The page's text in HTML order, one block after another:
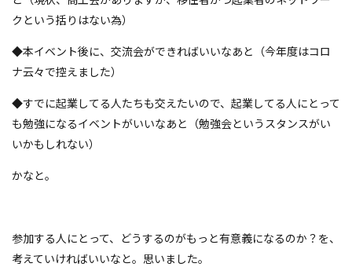
クという括りはない為）
◆本イベント後に、交流会ができればいいなあと（今年度はコロ
ナ云々で控えました）
◆すでに起業してる人たちも交えたいので、起業してる人にとって
も勉強になるイベントがいいなあと（勉強会というスタンスがい
いかもしれない）
かなと。
参加する人にとって、どうするのがもっと有意義になるのか？を、
考えていければいいなと。思いました。